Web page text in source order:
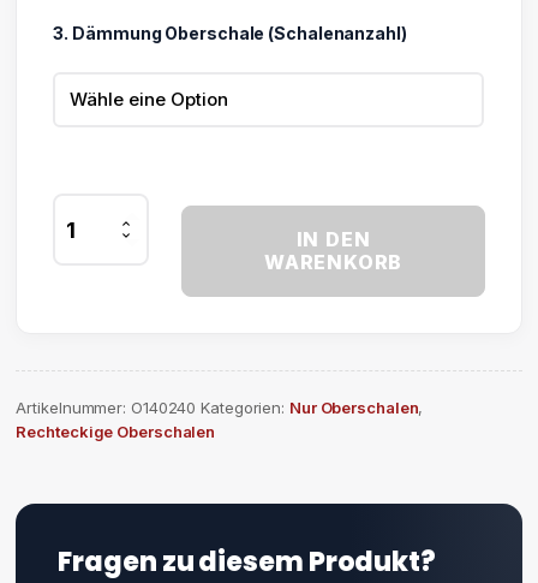
3. Dämmung Oberschale (Schalenanzahl)
Oberschale
IN DEN
WARENKORB
Artikelnummer: O140240 Kategorien: Nur Oberschalen,
Rechteckige Oberschalen
Fragen zu diesem Produkt?